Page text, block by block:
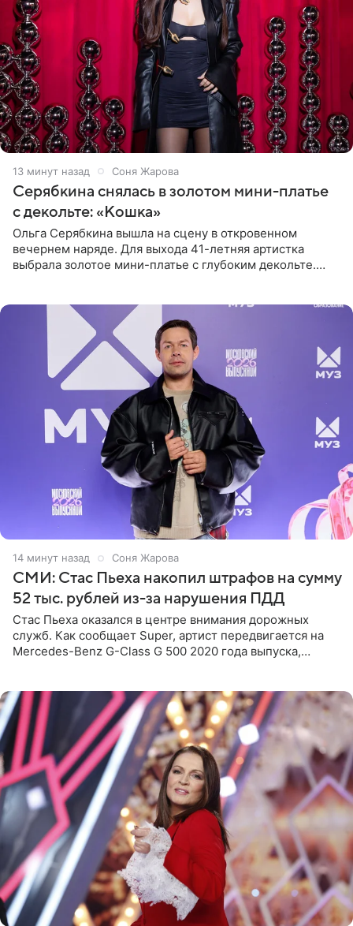
13 минут назад Соня Жарова
Серябкина снялась в золотом мини-платье
с декольте: «Кошка»
Ольга Серябкина вышла на сцену в откровенном
вечернем наряде. Для выхода 41-летняя артистка
выбрала золотое мини-платье с глубоким декольте.
14 минут назад Соня Жарова
СМИ: Стас Пьеха накопил штрафов на сумму
52 тыс. рублей из-за нарушения ПДД
Стас Пьеха оказался в центре внимания дорожных
служб. Как сообщает Super, артист передвигается на
Mercedes-Benz G-Class G 500 2020 года выпуска,